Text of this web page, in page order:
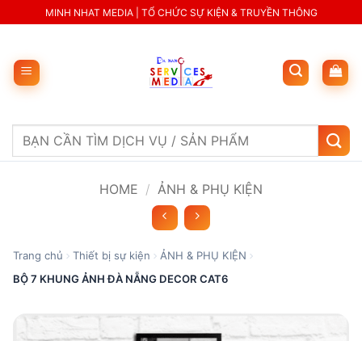
to
MINH NHAT MEDIA | TỔ CHỨC SỰ KIỆN & TRUYỀN THÔNG
Search
HOME / ẢNH & PHỤ KIỆN
Trang chủ Thiết bị sự kiện
ẢNH & PHỤ KIỆN
BỘ 7 KHUNG ẢNH ĐÀ NẴNG DECOR CAT6